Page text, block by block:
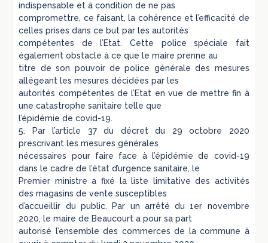
indispensable et à condition de ne pas
compromettre, ce faisant, la cohérence et l’efficacité de
celles prises dans ce but par les autorités
compétentes de l’Etat. Cette police spéciale fait
également obstacle à ce que le maire prenne au
titre de son pouvoir de police générale des mesures
allégeant les mesures décidées par les
autorités compétentes de l’Etat en vue de mettre fin à
une catastrophe sanitaire telle que
l’épidémie de covid-19.
5. Par l’article 37 du décret du 29 octobre 2020
prescrivant les mesures générales
nécessaires pour faire face à l’épidémie de covid-19
dans le cadre de l’état d’urgence sanitaire, le
Premier ministre a fixé la liste limitative des activités
des magasins de vente susceptibles
d’accueillir du public. Par un arrêté du 1er novembre
2020, le maire de Beaucourt a pour sa part
autorisé l’ensemble des commerces de la commune à